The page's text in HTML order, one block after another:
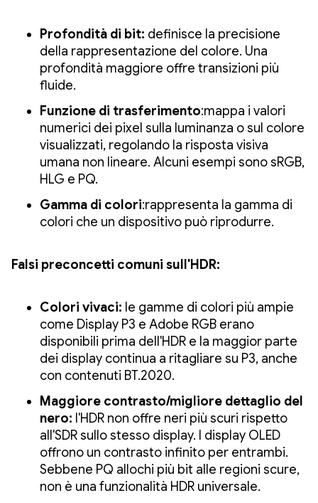
Profondità di bit: definisce la precisione
della rappresentazione del colore. Una
profondità maggiore offre transizioni più
fluide.
Funzione di trasferimento:mappa i valori
numerici dei pixel sulla luminanza o sul colore
visualizzati, regolando la risposta visiva
umana non lineare. Alcuni esempi sono sRGB,
HLG e PQ.
Gamma di colori:rappresenta la gamma di
colori che un dispositivo può riprodurre.
Falsi preconcetti comuni sull'HDR:
Colori vivaci: le gamme di colori più ampie
come Display P3 e Adobe RGB erano
disponibili prima dell'HDR e la maggior parte
dei display continua a ritagliare su P3, anche
con contenuti BT.2020.
Maggiore contrasto/migliore dettaglio del
nero: l'HDR non offre neri più scuri rispetto
all'SDR sullo stesso display. I display OLED
offrono un contrasto infinito per entrambi.
Sebbene PQ allochi più bit alle regioni scure,
non è una funzionalità HDR universale.